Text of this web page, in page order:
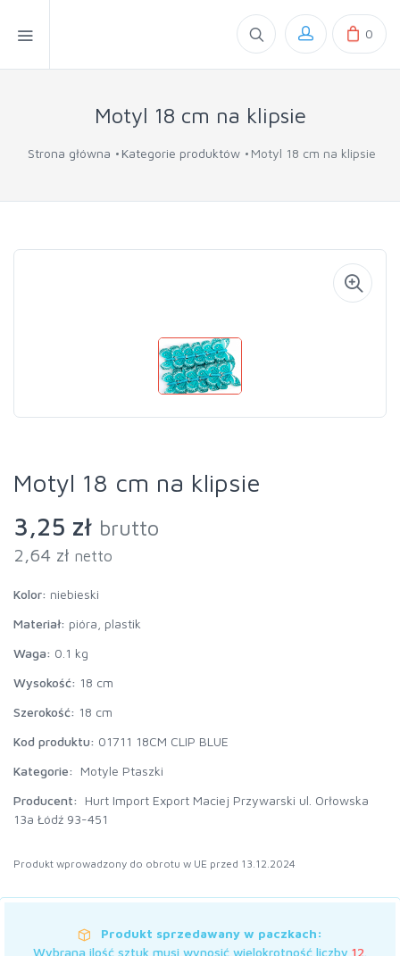
0
Motyl 18 cm na klipsie
Strona główna Kategorie produktów Motyl 18 cm na klipsie
Motyl 18 cm na klipsie
3,25 zł brutto
2,64 zł netto
Kolor: niebieski
Materiał: pióra, plastik
Waga: 0.1 kg
Wysokość: 18 cm
Szerokość: 18 cm
Kod produktu: 01711 18CM CLIP BLUE
Kategorie:
Motyle Ptaszki
Producent:
Hurt Import Export Maciej Przywarski ul. Orłowska
13a Łódź 93-451
Produkt wprowadzony do obrotu w UE przed 13.12.2024
Produkt sprzedawany w paczkach:
Wybrana ilość sztuk musi wynosić wielokrotność liczby 12.